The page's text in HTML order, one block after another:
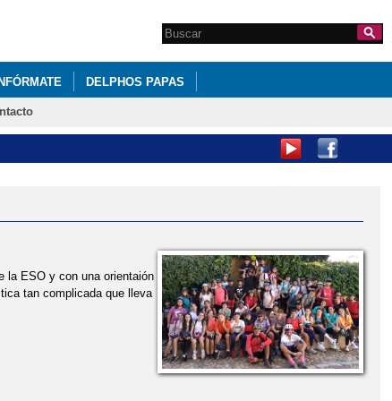
Formulario de
búsqueda
Search this site
DELPHOS PAPAS
la ESO y con una orientaión
tan complicada que lleva